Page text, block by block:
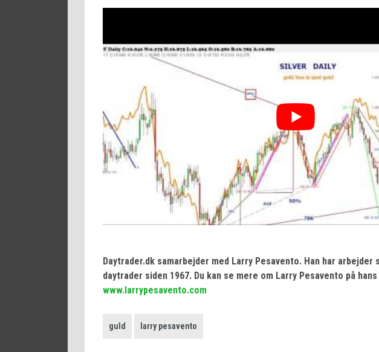
Daytrader.dk samarbejder med Larry Pesavento. Han har arbejder
daytrader siden 1967. Du kan se mere om Larry Pesavento på
www.larrypesavento.com
guld larry pesavento